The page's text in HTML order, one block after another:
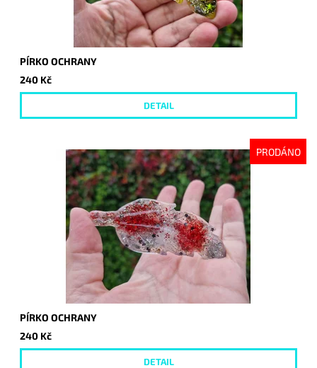
PÍRKO OCHRANY
240 Kč
DETAIL
PRODÁNO
PÍRKO OCHRANY
240 Kč
DETAIL